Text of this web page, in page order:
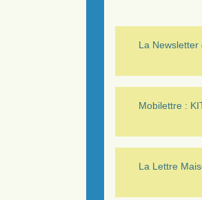
La Newsletter
Mobilettre :
La Lettre